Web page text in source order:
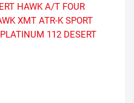
HAWK A/T FOUR
XMT ATR-K SPORT
PLATINUM 112 DESERT